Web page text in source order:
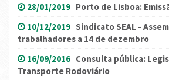
28/01/2019 Porto de Lisboa:
10/12/2019 Sindicato SEAL -
trabalhadores a 14 de dezembro
16/09/2016 Consulta pública:
Transporte Rodoviário